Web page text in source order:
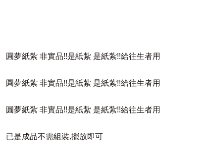
圓夢紙紮 非實品!!是紙紮 是紙紮!!給往生者用
圓夢紙紮 非實品!!是紙紮 是紙紮!!給往生者用
圓夢紙紮 非實品!!是紙紮 是紙紮!!給往生者用
已是成品不需組裝,擺放即可